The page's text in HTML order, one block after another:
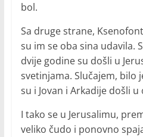
bol.
Sa druge strane,
su im se oba sina udavila.
dvije godine su došli u
svetinjama. Slučajem, bilo
su i Jovan i Arkadije došli u
I tako se u Jerusalimu,
veliko čudo i ponovno